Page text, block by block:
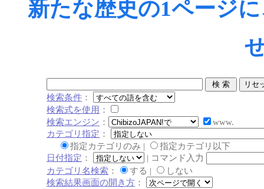
新たな歴史の1ページ
検索条件 ：
検索式を使用 ：
検索エンジン ：
www.
カテゴリ指定 ：
指定カテゴリのみ |
指定カテゴリ以下
日付指定 ：
| コマンド入力
カテゴリ名検索 ： する |
しない
検索結果画面の開き方 ：